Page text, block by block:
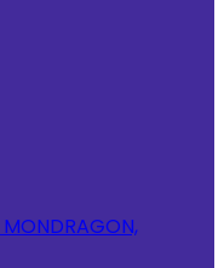
MONDRAGON,